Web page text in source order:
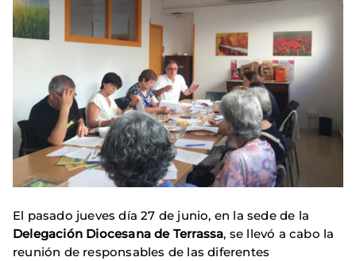
El pasado jueves día 27 de junio, en la sede de la
Delegación Diocesana de Terrassa, se llevó a cabo la
reunión de responsables de las diferentes